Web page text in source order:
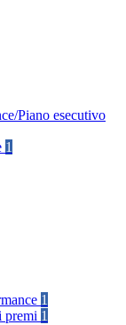
Piano esecutivo
1
1
premi 1